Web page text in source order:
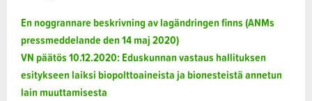
En noggrannare beskrivning av lagändringen finns (ANMs
pressmeddelande den 14 maj 2020)
VN päätös 10.12.2020: Eduskunnan vastaus hallituksen
esitykseen laiksi biopolttoaineista ja bionesteistä annetun
lain muuttamisesta